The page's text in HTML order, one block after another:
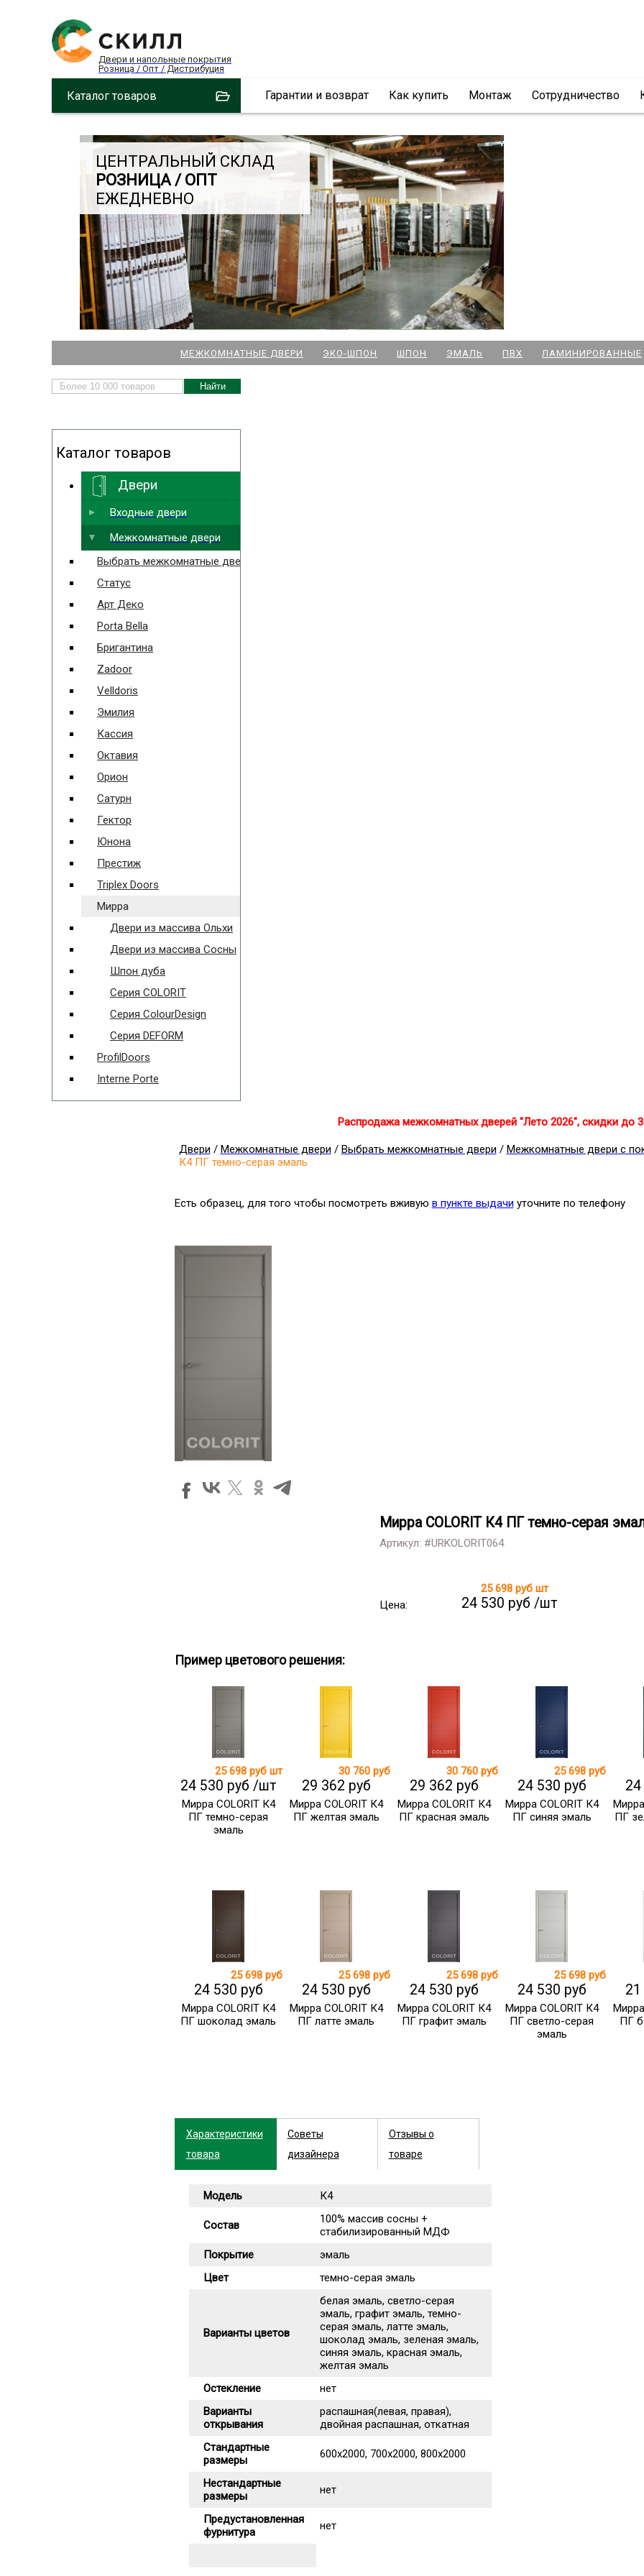
Двери и напольные покрытия
Розница / Опт / Дистрибуция
Каталог товаров Гарантии и возврат Как купить Монтаж Сотрудничество
ЦЕНТРАЛЬНЫЙ СКЛАД
РОЗНИЦА / ОПТ
ЕЖЕДНЕВНО
НАШИ МАГАЗИНЫ
ДВЕРЕЙ И ПАРКЕТА
м. Новочеркасская
м. Парк Победы
Выбрать ближайший
МЕЖКОМНАТНЫЕ ДВЕРИ ЭКО-ШПОН ШПОН ЭМАЛЬ ПВХ ЛАМИНИРОВАННЫЕ
Каталог товаров
Двери
Входные двери
Межкомнатные двери
Выбрать межкомнатные двери
Статус
Арт Деко
Porta Bella
Бригантина
Zadoor
Velldoris
Эмилия
Кассия
Октавия
Орион
Сатурн
Гектор
Юнона
Престиж
Triplex Doors
Мирра
Двери из массива Ольхи
Двери из массива Сосны
Шпон дуба
Серия COLORIT
Серия ColourDesign
Серия DEFORM
ProfilDoors
Interne Porte
Распродажа межкомнатных дверей "Лето 2026", скидки до
Двери / Межкомнатные двери / Выбрать межкомнатные двери / Межкомнатные двери с
К4 ПГ темно-серая эмаль
Есть образец, для того чтобы посмотреть вживую в пункте выдачи уточните по телефону
Мирра COLORIT К4 ПГ темно-серая
Артикул: #URKOLORIT064
Цена:
25 698 руб шт
24 530 руб /шт
Пример цветового решения:
25 698 руб шт
24 530 руб /шт
Мирра COLORIT К4
ПГ темно-серая
эмаль
30 760 руб
29 362 руб
Мирра COLORIT К4
ПГ желтая эмаль
30 760 руб
29 362 руб
Мирра COLORIT К4
ПГ красная эмаль
25 698 руб
24 530 руб
Мирра COLORIT К4
ПГ синяя эмаль
ПГ
25 698 руб
24 530 руб
Мирра COLORIT К4
ПГ шоколад эмаль
25 698 руб
24 530 руб
Мирра COLORIT К4
ПГ латте эмаль
25 698 руб
24 530 руб
Мирра COLORIT К4
ПГ графит эмаль
25 698 руб
24 530 руб
Мирра COLORIT К4
ПГ светло-серая
эмаль
ПГ
Характеристики
товара
Советы
дизайнера
Отзывы о
товаре
Модель К4
Состав
100% массив сосны +
стабилизированный МДФ
Покрытие
эмаль
Цвет
темно-серая эмаль
Варианты цветов
белая эмаль, светло-серая
эмаль, графит эмаль, темно-
серая эмаль, латте эмаль,
шоколад эмаль, зеленая эмаль,
синяя эмаль, красная эмаль,
желтая эмаль
Остекление
нет
Варианты
открывания
распашная(левая, правая),
двойная распашная, откатная
Стандартные
размеры
600х2000, 700х2000, 800х2000
Нестандартные
размеры
нет
Предустановленная
фурнитура
нет